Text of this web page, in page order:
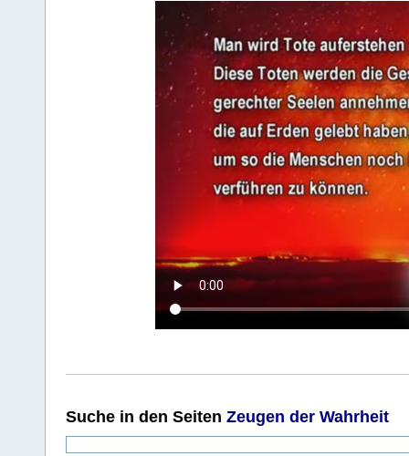
Suche in den Seiten Zeugen der Wahrheit